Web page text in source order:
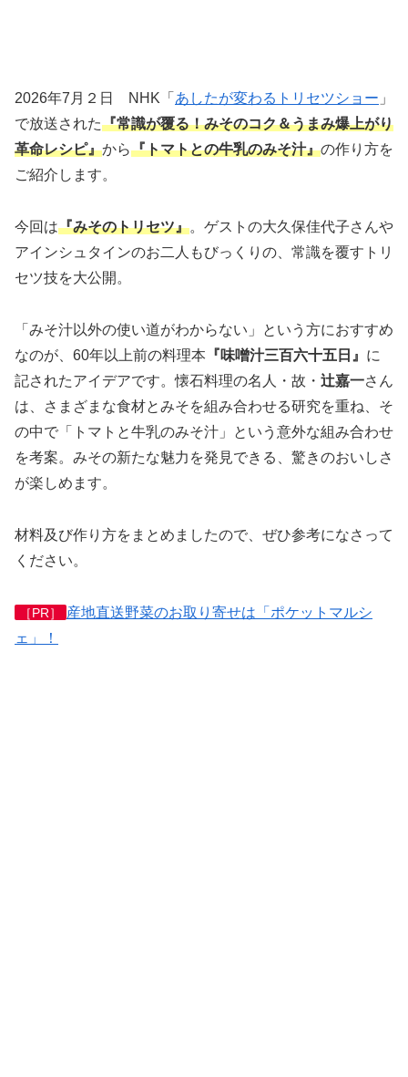
2026年7月２日 NHK「 あしたが変わるトリセツショー 」
で放送された『常識が覆る！みそのコク＆うまみ爆上がり
革命レシピ』から『トマトとの牛乳のみそ汁』の作り方を
ご紹介します。
今回は『みそのトリセツ』。ゲストの大久保佳代子さんや
アインシュタインのお二人もびっくりの、常識を覆すトリ
セツ技を大公開。
「みそ汁以外の使い道がわからない」という方におすすめ
なのが、60年以上前の料理本 『味噌汁三百六十五日』 に
記されたアイデアです。懐石料理の名人・故・ 辻嘉一さん
は、さまざまな食材とみそを組み合わせる研究を重ね、そ
の中で「トマトと牛乳のみそ汁」という意外な組み合わせ
を考案。みその新たな魅力を発見できる、驚きのおいしさ
が楽しめます。
材料及び作り方をまとめましたので、ぜひ参考になさって
ください。
［PR］
産地直送野菜のお取り寄せは「ポケットマルシ
ェ」！